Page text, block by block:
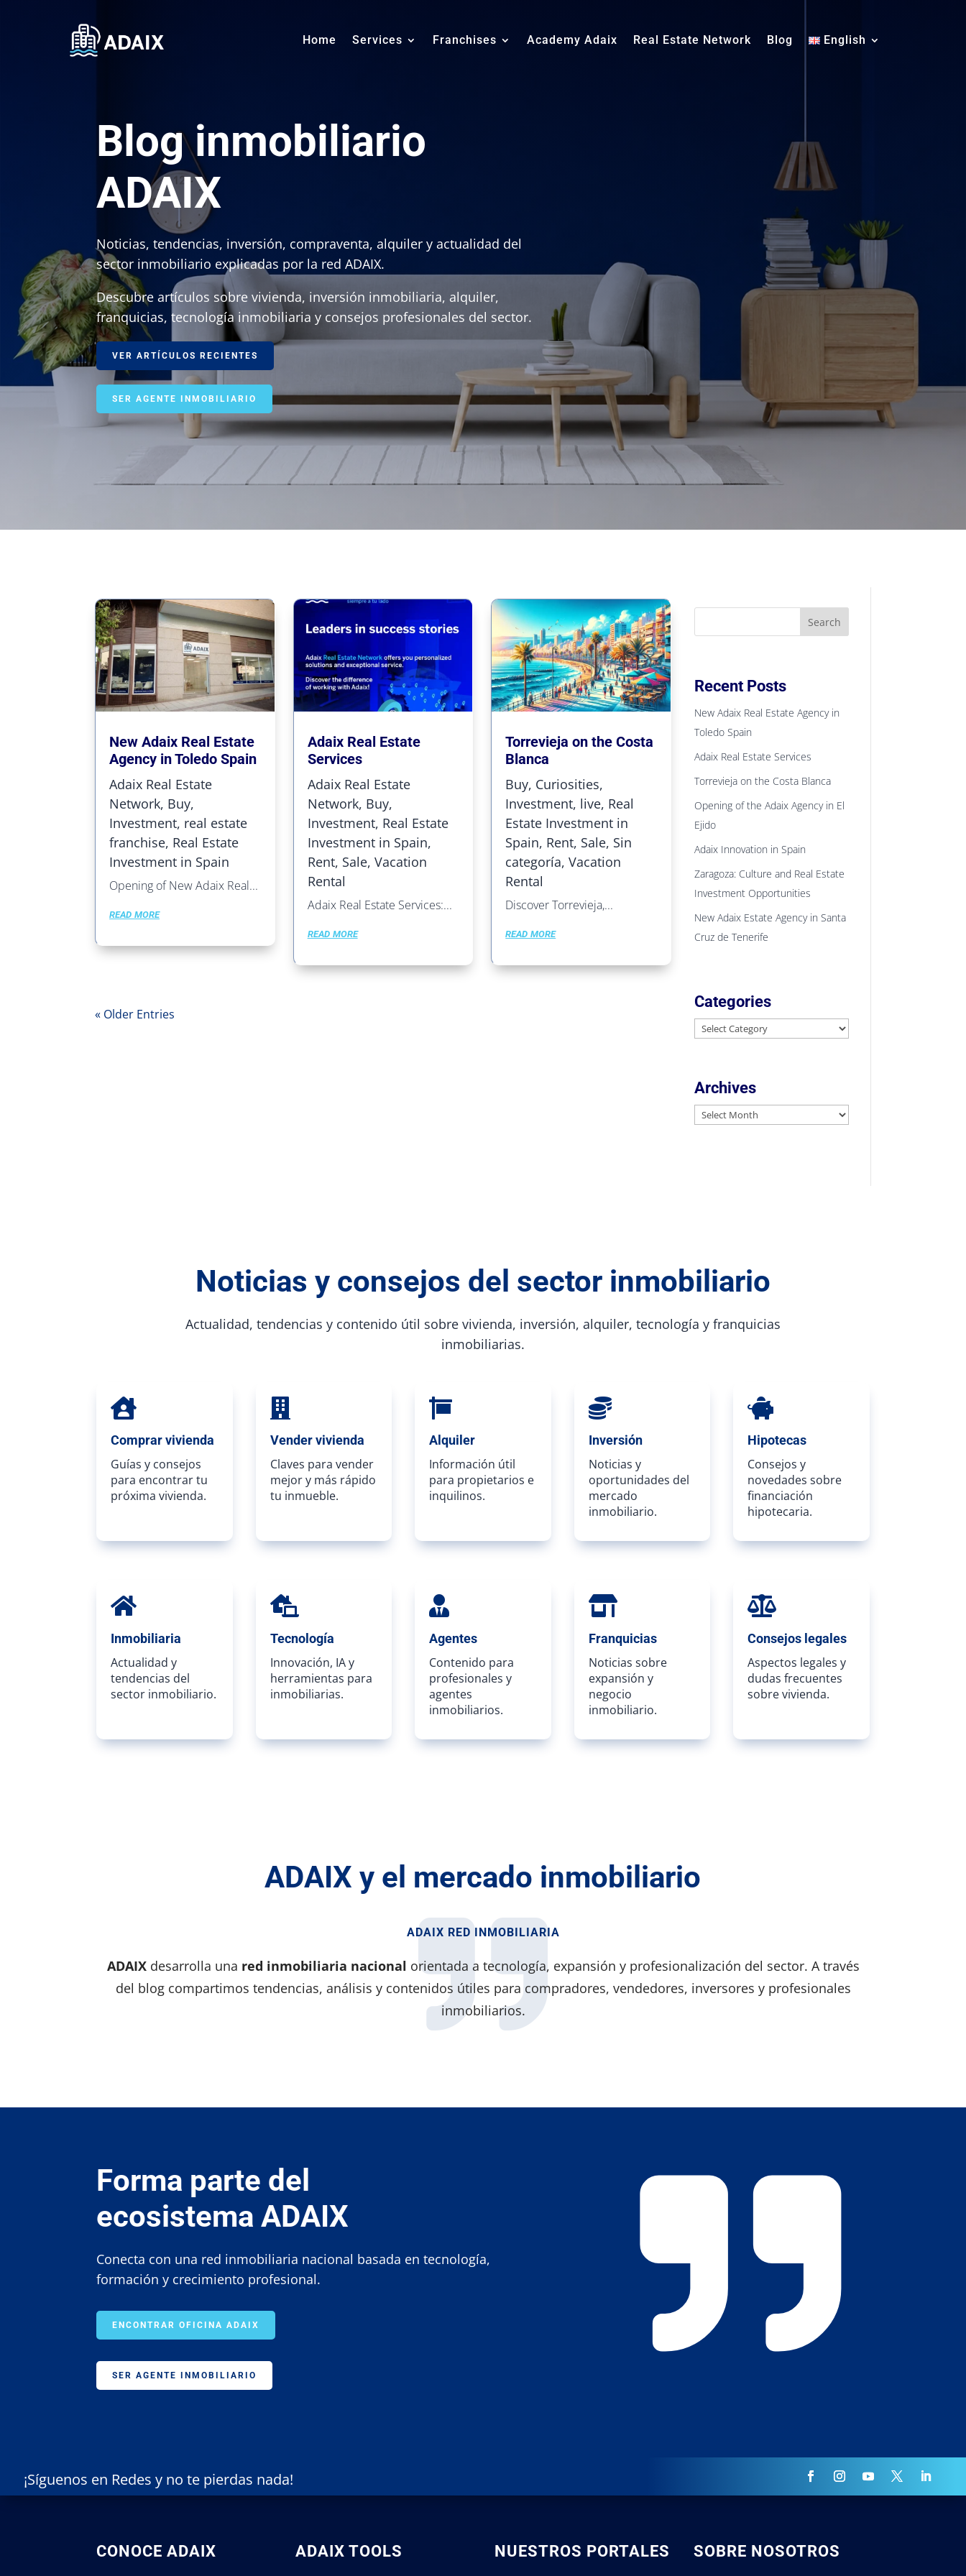
Home Services Franchises Academy Adaix Real Estate Network Blog English
Blog inmobiliario
ADAIX
Noticias, tendencias, inversión, compraventa, alquiler y actualidad del
sector inmobiliario explicadas por la red ADAIX.
Descubre artículos sobre vivienda, inversión inmobiliaria, alquiler,
franquicias, tecnología inmobiliaria y consejos profesionales del sector.
VER ARTÍCULOS RECIENTES
SER AGENTE INMOBILIARIO
New Adaix Real Estate
Agency in Toledo Spain
Adaix Real Estate
Network, Buy,
Investment, real estate
franchise, Real Estate
Investment in Spain
Opening of New Adaix Real...
read more
Adaix Real Estate
Services
Adaix Real Estate
Network, Buy,
Investment, Real Estate
Investment in Spain,
Rent, Sale, Vacation
Rental
Adaix Real Estate Services:...
read more
Torrevieja on the Costa
Blanca
Buy, Curiosities,
Investment, live, Real
Estate Investment in
Spain, Rent, Sale, Sin
categoría,Vacation
Rental
Discover Torrevieja,...
read more
« Older Entries
Recent Posts
New Adaix Real Estate Agency in
Toledo Spain
Adaix Real Estate Services
Torrevieja on the Costa Blanca
Opening of the Adaix Agency in El
Ejido
Adaix Innovation in Spain
Zaragoza: Culture and Real Estate
Investment Opportunities
New Adaix Estate Agency in Santa
Cruz de Tenerife
Categories
Categories
Archives
Archives
Noticias y consejos del sector inmobiliario
Actualidad, tendencias y contenido útil sobre vivienda, inversión, alquiler, tecnología y franquicias
inmobiliarias.

Comprar vivienda
Guías y consejos
para encontrar tu
próxima vivienda.

Vender vivienda
Claves para vender
mejor y más rápido
tu inmueble.

Alquiler
Información útil
para propietarios e
inquilinos.

Inversión
Noticias y
oportunidades del
mercado
inmobiliario.

Hipotecas
Consejos y
novedades sobre
financiación
hipotecaria.

Inmobiliaria
Actualidad y
tendencias del
sector inmobiliario.

Tecnología
Innovación, IA y
herramientas para
inmobiliarias.

Agentes
Contenido para
profesionales y
agentes
inmobiliarios.

Franquicias
Noticias sobre
expansión y
negocio
inmobiliario.

Consejos legales
Aspectos legales y
dudas frecuentes
sobre vivienda.
ADAIX y el mercado inmobiliario

ADAIX RED INMOBILIARIA
ADAIX desarrolla una red inmobiliaria nacional orientada a tecnología, expansión y profesionalización del sector. A través
del blog compartimos tendencias, análisis y contenidos útiles para compradores, vendedores, inversores y profesionales
inmobiliarios.
Forma parte del
ecosistema ADAIX
Conecta con una red inmobiliaria nacional basada en tecnología,
formación y crecimiento profesional.
ENCONTRAR OFICINA ADAIX
SER AGENTE INMOBILIARIO

¡Síguenos en Redes y no te pierdas nada!
CONOCE ADAIX ADAIX TOOLS NUESTROS PORTALES SOBRE NOSOTROS